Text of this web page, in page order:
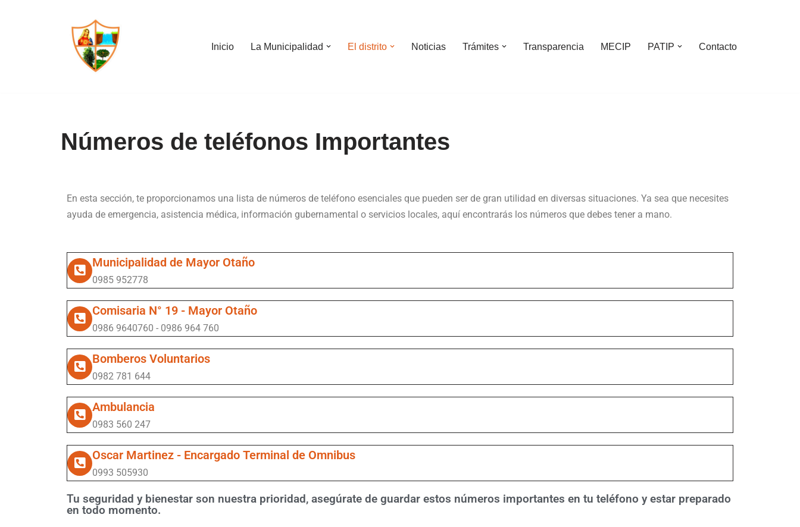
Inicio La Municipalidad El distrito Noticias Trámites Transparencia MECIP PATIP Contacto
Números de teléfonos Importantes
En esta sección, te proporcionamos una lista de números de teléfono esenciales que pueden ser de gran utilidad en diversas situaciones. Ya sea que necesites
ayuda de emergencia, asistencia médica, información gubernamental o servicios locales, aquí encontrarás los números que debes tener a mano.
Municipalidad de Mayor Otaño
0985 952778
Comisaria N° 19 - Mayor Otaño
0986 9640760 - 0986 964 760
Bomberos Voluntarios
0982 781 644
Ambulancia
0983 560 247
Oscar Martinez - Encargado Terminal de Omnibus
0993 505930
Tu seguridad y bienestar son nuestra prioridad, asegúrate de guardar estos números importantes en tu teléfono y estar preparado
en todo momento.